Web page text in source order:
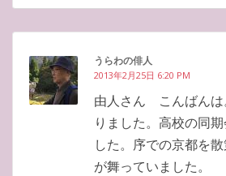
うらわの俳人
2013年2月25日 6:20 PM
由人さん こんばんは
りました。高校の同
した。序での京都を
が舞っていました。